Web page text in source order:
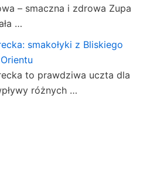
– smaczna i zdrowa Zupa
…
smakołyki z Bliskiego
to prawdziwa uczta dla
różnych …